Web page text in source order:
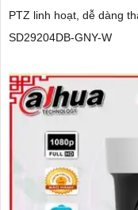
PTZ linh hoạt, dễ dàng
SD29204DB-GNY-W